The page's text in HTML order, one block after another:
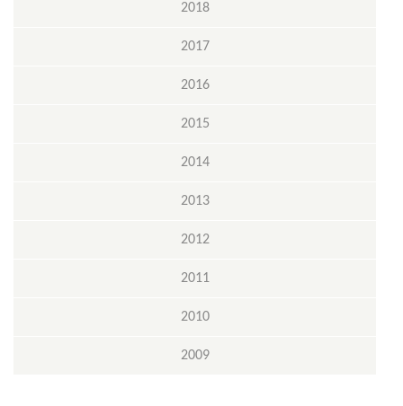
2018
2017
2016
2015
2014
2013
2012
2011
2010
2009